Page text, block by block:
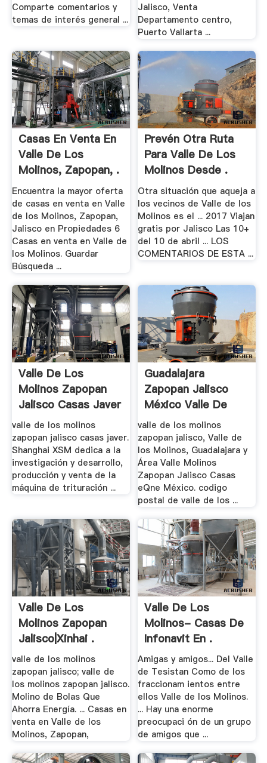
Comparte comentarios y
temas de interés general ...
Jalisco, Venta
Departamento centro,
Puerto Vallarta ...
Casas En Venta En
Valle De Los
Molinos, Zapopan, .
Encuentra la mayor oferta
de casas en venta en Valle
de los Molinos, Zapopan,
Jalisco en Propiedades 6
Casas en venta en Valle de
los Molinos. Guardar
Búsqueda ...
Prevén Otra Ruta
Para Valle De Los
Molinos Desde .
Otra situación que aqueja a
los vecinos de Valle de los
Molinos es el ... 2017 Viajan
gratis por Jalisco Las 10+
del 10 de abril ... LOS
COMENTARIOS DE ESTA ...
Valle De Los
Molinos Zapopan
Jalisco Casas Javer
...
valle de los molinos
zapopan jalisco casas javer.
Shanghai XSM dedica a la
investigación y desarrollo,
producción y venta de la
máquina de trituración ...
Guadalajara
Zapopan Jalisco
México Valle De
Los .
valle de los molinos
zapopan jalisco, Valle de
los Molinos, Guadalajara y
Área Valle Molinos
Zapopan Jalisco Casas
eQne México. codigo
postal de valle de los ...
Valle De Los
Molinos Zapopan
Jalisco|Xinhai .
valle de los molinos
zapopan jalisco; valle de
los molinos zapopan jalisco.
Molino de Bolas Que
Ahorra Energía. ... Casas en
venta en Valle de los
Molinos, Zapopan,
Valle De Los
Molinos- Casas De
Infonavit En .
Amigas y amigos... Del Valle
de Tesistan Como de los
fraccionam ientos entre
ellos Valle de los Molinos.
... Hay una enorme
preocupaci ón de un grupo
de amigos que ...